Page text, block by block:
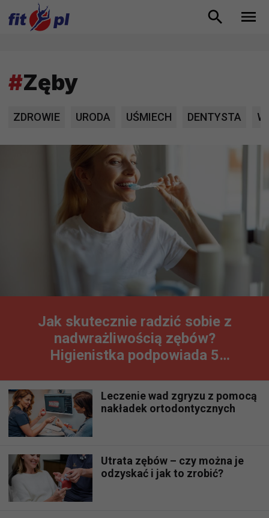
#Zęby
ZDROWIE URODA UŚMIECH DENTYSTA
Jak skutecznie radzić sobie z
nadwrażliwością zębów?
Higienistka podpowiada 5
Leczenie wad zgryzu z pomocą
nakładek ortodontycznych
Utrata zębów – czy można je
odzyskać i jak to zrobić?